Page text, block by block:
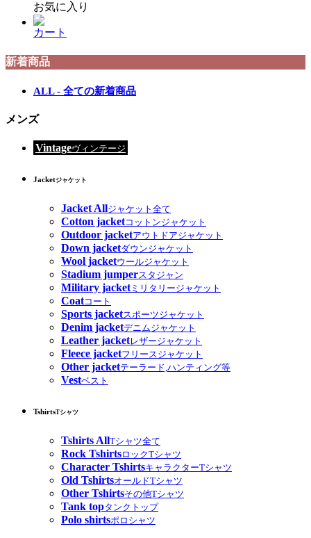
お気に入り
カート
新着商品
ALL - 全ての新着商品
メンズ
Vintageヴィンテージ
Jacketジャケット
Jacket Allジャケット全て
Cotton jacketコットンジャケット
Outdoor jacketアウトドアジャケット
Down jacketダウンジャケット
Wool jacketウールジャケット
Stadium jumperスタジャン
Military jacketミリタリージャケット
Coatコート
Sports jacketスポーツジャケット
Denim jacketデニムジャケット
Leather jacketレザージャケット
Fleece jacketフリースジャケット
Other jacketテーラード,ハンティング等
Vestベスト
TshirtsTシャツ
Tshirts AllTシャツ全て
Rock TshirtsロックTシャツ
Character TshirtsキャラクターTシャツ
Old TshirtsオールドTシャツ
Other Tshirtsその他Tシャツ
Tank topタンクトップ
Polo shirtsポロシャツ